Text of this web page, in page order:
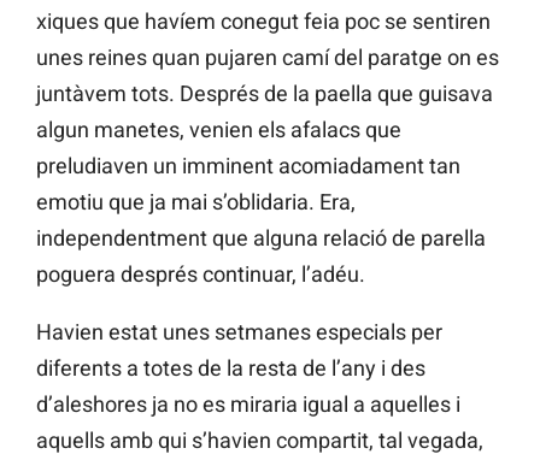
xiques que havíem conegut feia poc se sentiren
unes reines quan pujaren camí del paratge on es
juntàvem tots. Després de la paella que guisava
algun manetes, venien els afalacs que
preludiaven un imminent acomiadament tan
emotiu que ja mai s’oblidaria. Era,
independentment que alguna relació de parella
poguera després continuar, l’adéu.
Havien estat unes setmanes especials per
diferents a totes de la resta de l’any i des
d’aleshores ja no es miraria igual a aquelles i
aquells amb qui s’havien compartit, tal vegada,